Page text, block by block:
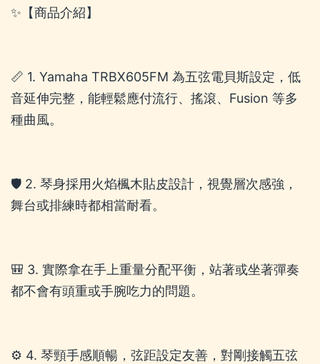
✨【商品介紹】
📏 1. Yamaha TRBX605FM 為五弦電貝斯設定，低
音延伸完整，能輕鬆應付流行、搖滾、Fusion 等多
種曲風。
🛡️ 2. 琴身採用火焰楓木貼皮設計，視覺層次感強，
舞台或排練時都相當耐看。
🎒 3. 實際拿在手上重量分配平衡，站著或坐著彈奏
都不會有頭重或手腕吃力的問題。
⚙️ 4. 琴頸手感順暢，弦距設定友善，對剛接觸五弦